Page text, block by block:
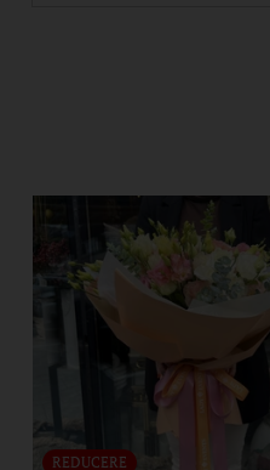
REDUCERE